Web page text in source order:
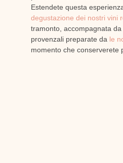
Estendete questa
degustazione dei nostri vini
tramonto, accompagnata
provenzali preparate da le
momento che conserverete